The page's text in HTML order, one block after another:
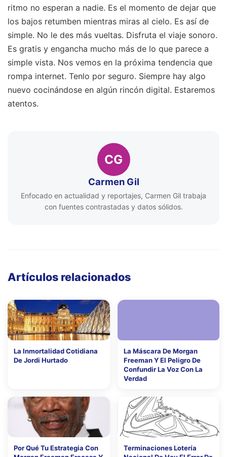
ritmo no esperan a nadie. Es el momento de dejar que
los bajos retumben mientras miras al cielo. Es así de
simple. No le des más vueltas. Disfruta el viaje sonoro.
Es gratis y engancha mucho más de lo que parece a
simple vista. Nos vemos en la próxima tendencia que
rompa internet. Tenlo por seguro. Siempre hay algo
nuevo cocinándose en algún rincón digital. Estaremos
atentos.
CG
Carmen Gil
Enfocado en actualidad y reportajes, Carmen Gil trabaja
con fuentes contrastadas y datos sólidos.
Artículos relacionados
La Inmortalidad Cotidiana
De Jordi Hurtado
La Máscara De Morgan
Freeman Y El Peligro De
Confundir La Voz Con La
Verdad
Por Qué Tu Estrategia Con
Terminaciones Lotería